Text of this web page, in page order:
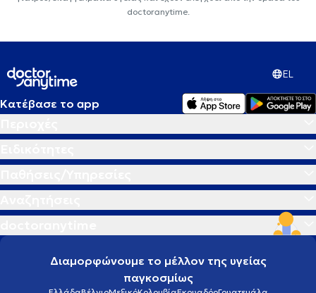
doctoranytime.
EL
Κατέβασε το app
Διαμορφώνουμε το μέλλον της υγείας
παγκοσμίως